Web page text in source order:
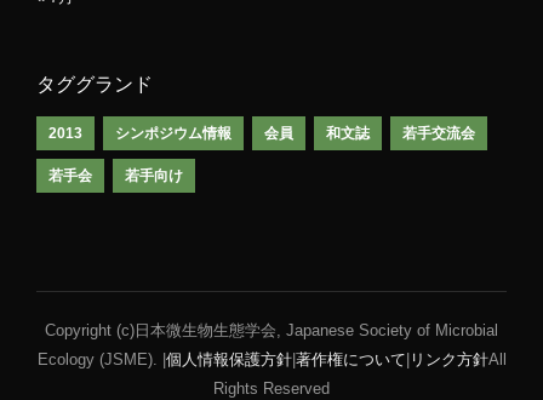
タググランド
2013 シンポジウム情報 会員 和文誌 若手交流会
若手会 若手向け
Copyright (c)日本微生物生態学会, Japanese Society of Microbial
Ecology (JSME). | 個人情報保護方針| 著作権について リンク方針All
Rights Reserved